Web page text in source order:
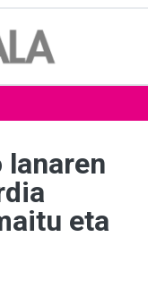
lanaren
eta